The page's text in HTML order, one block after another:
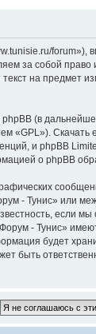
forum»),
за собой
на предмет
(в
«GPL»). Скачать
и phpBB
о phpBB
- Тунис» или
если
- Тунис»
будет